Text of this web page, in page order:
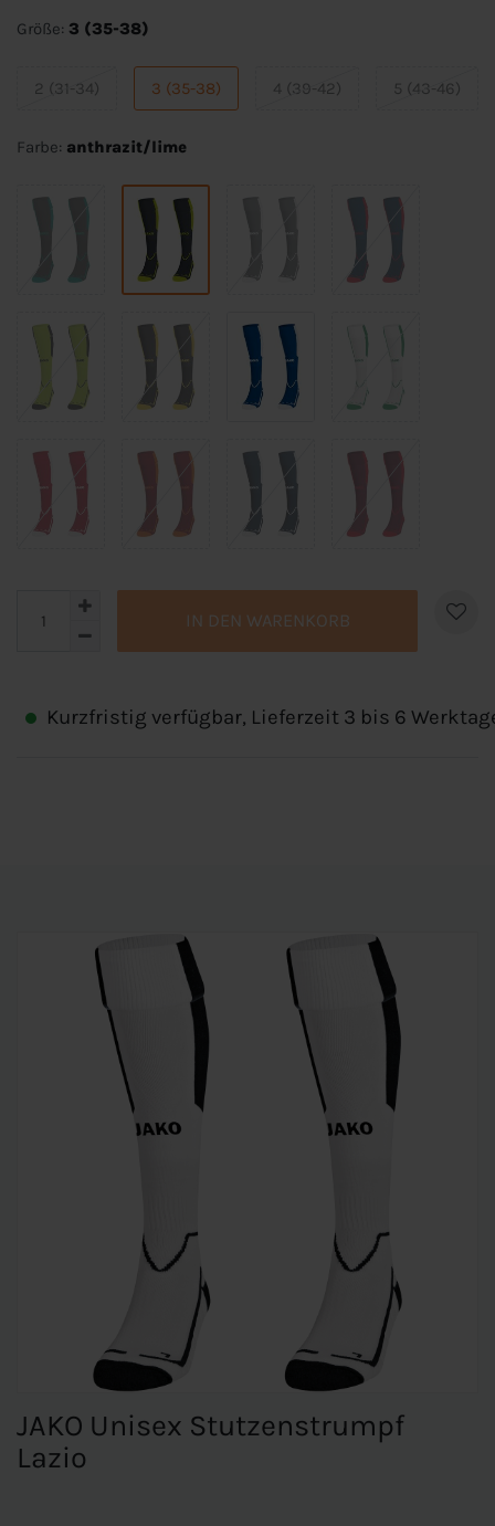
Größe: 3 (35-38)
2 (31-34) 3 (35-38) 4 (39-42) 5 (43-46)
Farbe: anthrazit/lime
IN DEN WARENKORB
Kurzfristig verfügbar, Lieferzeit 3 bis 6
JAKO Unisex Stutzenstrumpf
Lazio